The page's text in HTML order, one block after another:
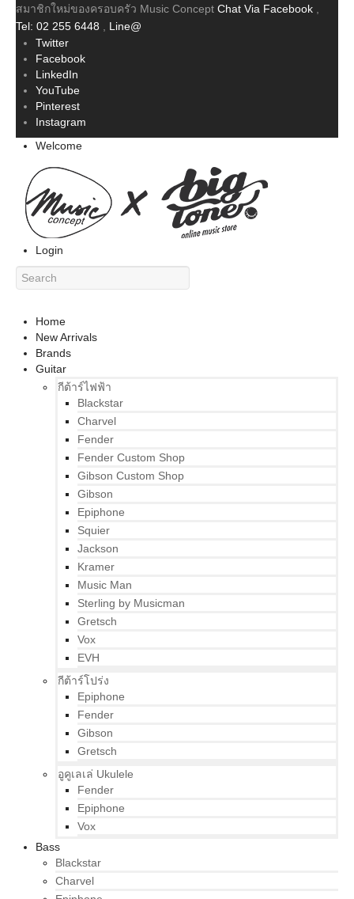
สมาชิกใหม่ของครอบครัว Music Concept Chat Via Facebook
Tel: 02 255 6448
Line@
Twitter
Facebook
LinkedIn
YouTube
Pinterest
Instagram
Welcome
Login
Home
New Arrivals
Brands
Guitar
กีต้าร์ไฟฟ้า
Blackstar
Charvel
Fender
Fender Custom Shop
Gibson Custom Shop
Gibson
Epiphone
Squier
Jackson
Kramer
Music Man
Sterling by Musicman
Gretsch
Vox
EVH
กีต้าร์โปร่ง
Epiphone
Fender
Gibson
Gretsch
อูคูเลเล่ Ukulele
Fender
Epiphone
Vox
Bass
Blackstar
Charvel